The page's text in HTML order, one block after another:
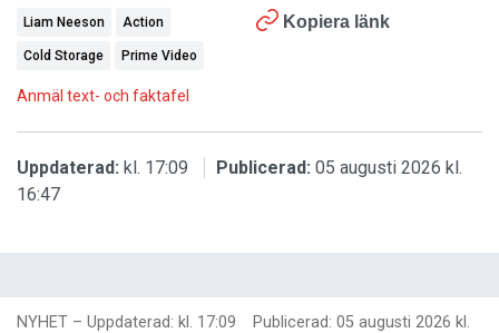
Kopiera länk
Liam Neeson Action
Cold Storage Prime Video
Anmäl text- och faktafel
Uppdaterad: kl. 17:09 Publicerad: 05 augusti 2026 kl.
16:47
NYHET – Uppdaterad: kl. 17:09 Publicerad: 05 augusti 2026 kl.